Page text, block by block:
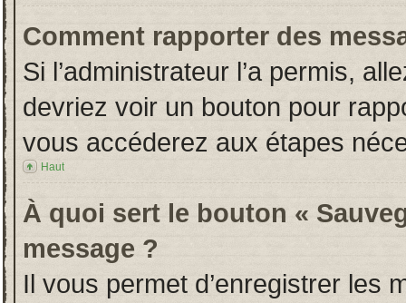
Comment rapporter des
Si l’administrateur l’a permis,
devriez voir un bouton pour
vous accéderez aux étapes
Haut
À quoi sert le bouton «
message ?
Il vous permet d’enregistrer les